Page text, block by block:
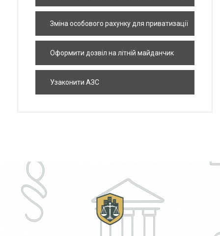
Зміна особового рахунку для приватизації
Оформити дозвіл на літній майданчик
Узаконити АЗС